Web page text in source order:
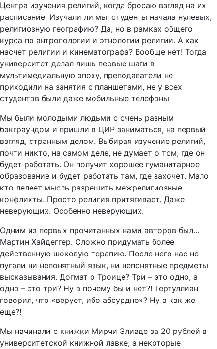
Центра изучения религий, когда бросаю взгляд на их
расписание. Изучали ли мы, студенты начала нулевых,
религиозную географию? Да, но в рамках общего
курса по антропологии и этнологии религии. А как
насчет религии и кинематографа? Вообще нет! Тогда
университет делал лишь первые шаги в
мультимедиальную эпоху, преподаватели не
приходили на занятия с планшетами, не у всех
студентов были даже мобильные телефоны.
Мы были молодыми людьми с очень разным
бэкграундом и пришли в ЦИР заниматься, на первый
взгляд, странным делом. Выбирая изучение религий,
почти никто, на самом деле, не думает о том, где он
будет работать. Он получит хорошее гуманитарное
образование и будет работать там, где захочет. Мало
кто лелеет мысль разрешить межрелигиозные
конфликты. Просто религия притягивает. Даже
неверующих. Особенно неверующих.
Одним из первых прочитанных нами авторов был…
Мартин Хайдеггер. Сложно придумать более
действенную шоковую терапию. После него нас не
пугали ни непонятный язык, ни непонятные предметы
высказывания. Догмат о Троице? Три – это одно, а
одно – это три? Ну а почему бы и нет?! Тертуллиан
говорил, что «верует, ибо абсурдно»? Ну а как же
еще?!
Мы начинали с книжки Мирчи Элиаде за 20 рублей в
университетской книжной лавке, а некоторые